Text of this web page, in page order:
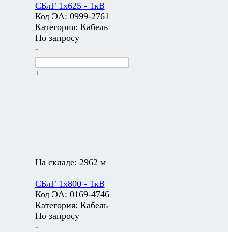
СБлГ 1х625 - 1кВ
Код ЭА: 0999-2761
Категория: Кабель
По запросу
-
+
На складе: 2962 м
СБлГ 1х800 - 1кВ
Код ЭА: 0169-4746
Категория: Кабель
По запросу
-